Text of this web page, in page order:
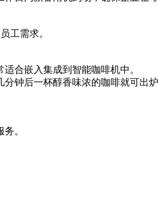
工需求。
合嵌入集成到智能咖啡机中。
钟后一杯醇香味浓的咖啡就可出
。